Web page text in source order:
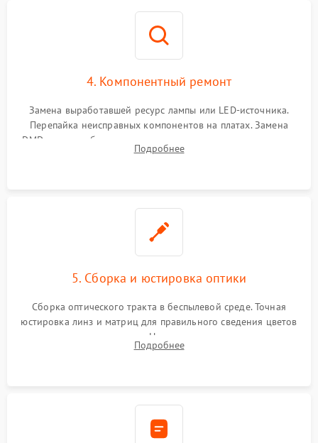
4. Компонентный ремонт
Замена выработавшей ресурс лампы или LED-источника.
Перепайка неисправных компонентов на платах. Замена
DMD-чипа при битых пикселях, установка нового цветового
колеса или восстановление сгоревших поляризационных
Подробнее
5. Сборка и юстировка оптики
Сборка оптического тракта в беспылевой среде. Точная
юстировка линз и матриц для правильного сведения цветов
и устранения размытия. Надежное подключение всех
шлейфов, установка датчиков и закрытие корпуса
Подробнее